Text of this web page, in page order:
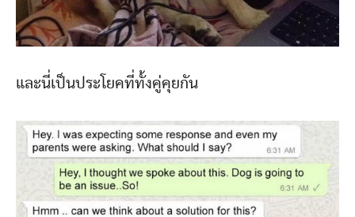
และนี่เป็นประโยคที่ทั้งคู่คุยกัน